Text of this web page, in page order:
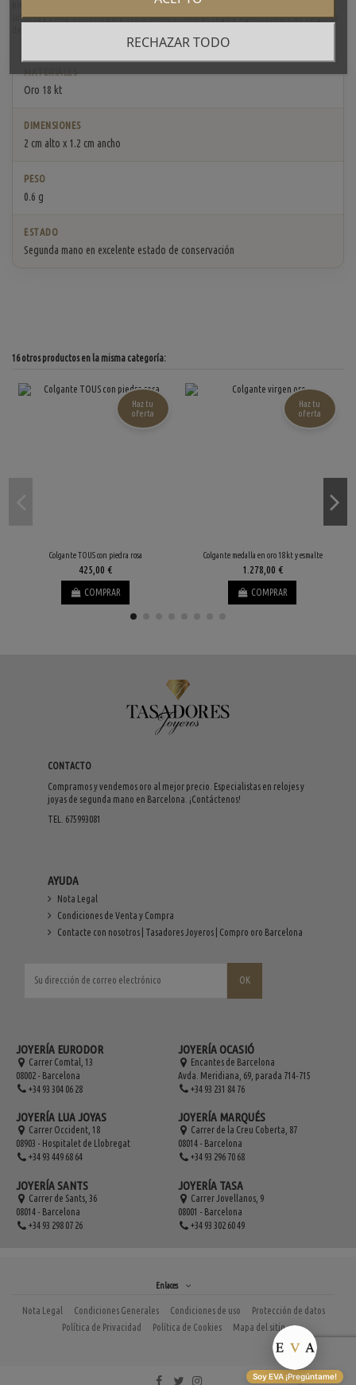
pieza, haciéndola ideal para quienes buscan un accesorio personalizado que combine
sutileza y estilo. Perfecto para el uso diario o como un regalo significativo, este colgante
MATERIALES
Oro 18 kt
DIMENSIONES
2 cm alto x 1.2 cm ancho
PESO
0.6 g
ESTADO
Segunda mano en excelente estado de conservación
16 otros productos en la misma categoría:
Colgante TOUS con piedra rosa
425,00 €
COMPRAR
Haz tu
oferta
Colgante medalla en oro 18kt y esmalte
1.278,00 €
COMPRAR
Haz tu
oferta
CONTACTO
Compramos y vendemos oro al mejor precio. Especialistas en relojes y
joyas de segunda mano en Barcelona. ¡Contáctenos!
TEL. 675993081
AYUDA
Nota Legal
Condiciones de Venta y Compra
Contacte con nosotros | Tasadores Joyeros | Compro oro Barcelona
JOYERÍA EURODOR
Carrer Comtal, 13
08002 - Barcelona
+34 93 304 06 28
JOYERÍA LUA JOYAS
Carrer Occident, 18
08903 - Hospitalet de Llobregat
+34 93 449 68 64
JOYERÍA SANTS
Carrer de Sants, 36
08014 - Barcelona
+34 93 298 07 26
JOYERÍA OCASIÓ
Encantes de Barcelona
Avda. Meridiana, 69, parada 714-715
+34 93 231 84 76
JOYERÍA MARQUÉS
Carrer de la Creu Coberta, 87
08014 - Barcelona
+34 93 296 70 68
JOYERÍA TASA
Carrer Jovellanos, 9
08001 - Barcelona
+34 93 302 60 49
Enlaces
Nota Legal Condiciones Generales Condiciones de uso
Protección de datos
Política de Privacidad
Política de Cookies Mapa del sitio
RECHAZAR TODO
Soy EVA ¡Pregúntame!